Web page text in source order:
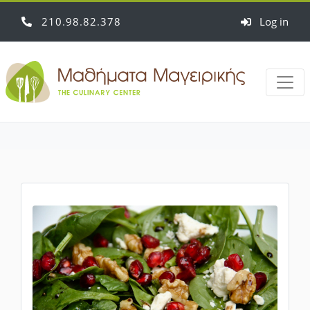
210 98 82 378 Log in